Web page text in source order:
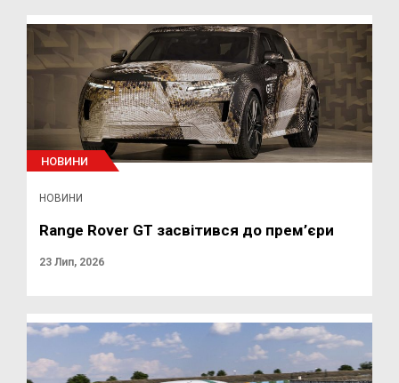
НОВИНИ
НОВИНИ
Range Rover GT засвітився до прем’єри
23 Лип, 2026